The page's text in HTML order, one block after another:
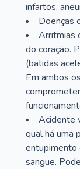
infartos,
Doenças
Arritmias
do coração.
(batidas
Em ambos
Acidente
qual há uma
entupimento
sangue.